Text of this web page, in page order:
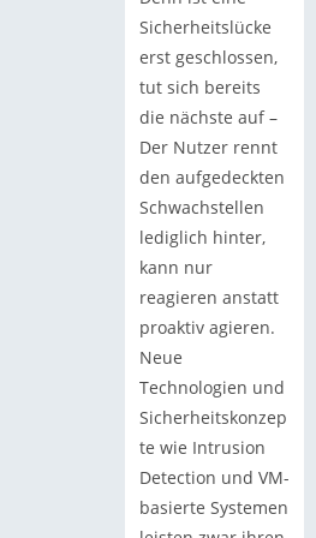
Sicherheitslücke
erst geschlossen,
tut sich bereits
die nächste auf –
Der Nutzer rennt
den aufgedeckten
Schwachstellen
lediglich hinter,
kann nur
reagieren anstatt
proaktiv agieren.
Neue
Technologien und
Sicherheitskonzep
te wie Intrusion
Detection und VM-
basierte Systemen